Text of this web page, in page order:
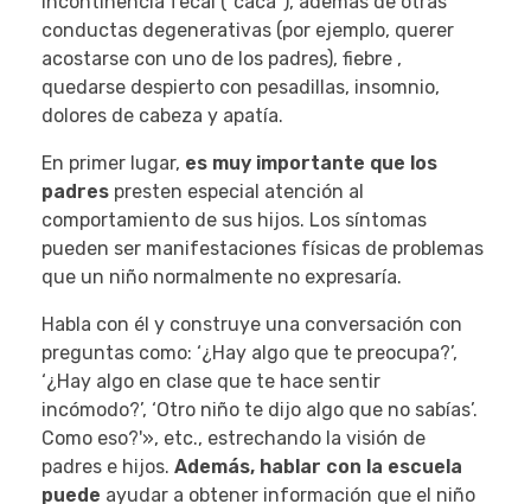
conductas degenerativas (por ejemplo, querer
acostarse con uno de los padres), fiebre ,
quedarse despierto con pesadillas, insomnio,
dolores de cabeza y apatía.
En primer lugar, es muy importante que los
padres presten especial atención al
comportamiento de sus hijos. Los síntomas
pueden ser manifestaciones físicas de problemas
que un niño normalmente no expresaría.
Habla con él y construye una conversación con
preguntas como: ‘¿Hay algo que te preocupa?’,
‘¿Hay algo en clase que te hace sentir
incómodo?’, ‘Otro niño te dijo algo que no sabías’.
Como eso?'», etc., estrechando la visión de
padres e hijos. Además, hablar con la escuela
puede ayudar a obtener información que el niño